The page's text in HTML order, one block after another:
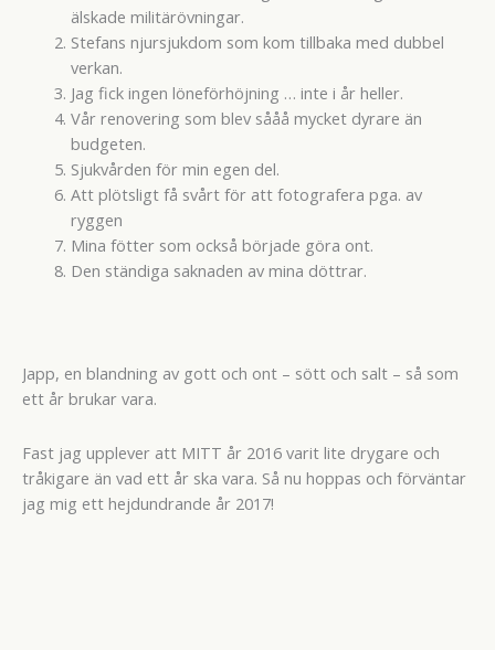
älskade militärövningar.
Stefans njursjukdom som kom tillbaka med dubbel
verkan.
Jag fick ingen löneförhöjning … inte i år heller.
Vår renovering som blev sååå mycket dyrare än
budgeten.
Sjukvården för min egen del.
Att plötsligt få svårt för att fotografera pga. av
ryggen
Mina fötter som också började göra ont.
Den ständiga saknaden av mina döttrar.
Japp, en blandning av gott och ont – sött och salt – så som
ett år brukar vara.
Fast jag upplever att MITT år 2016 varit lite drygare och
tråkigare än vad ett år ska vara. Så nu hoppas och förväntar
jag mig ett hejdundrande år 2017!